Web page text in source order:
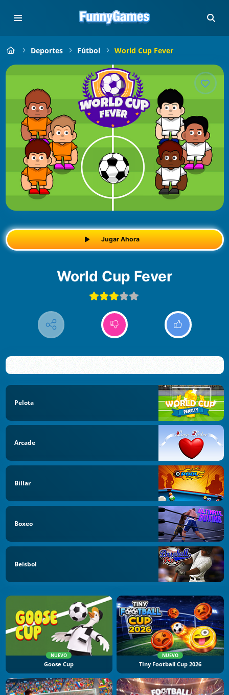
Deportes Fútbol World Cup Fever
Jugar Ahora
World Cup Fever
Pelota
Arcade
Billar
Boxeo
Beísbol
NUEVO
Goose Cup
NUEVO
TIny Football Cup 2026